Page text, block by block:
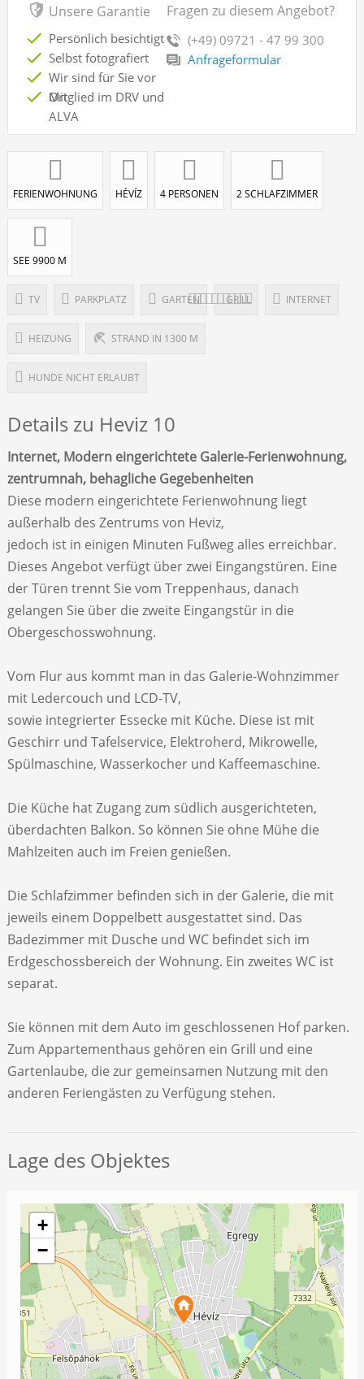
Unsere Garantie
Persönlich besichtigt
Selbst fotografiert
Wir sind für Sie vor
Ort
Mitglied im DRV und
ALVA
Fragen zu diesem Angebot?
(+49) 09721 - 47 99 300
Anfrageformular
FERIENWOHNUNG HÉVÍZ 4 PERSONEN 2 SCHLAFZIMMER
SEE 9900 M
TV PARKPLATZ GARTEN GRILL INTERNET
HEIZUNG STRAND IN 1300 M
HUNDE NICHT ERLAUBT
Details zu Heviz 10
Internet, Modern eingerichtete Galerie-Ferienwohnung,
zentrumnah, behagliche Gegebenheiten
Diese modern eingerichtete Ferienwohnung liegt
außerhalb des Zentrums von Heviz,
jedoch ist in einigen Minuten Fußweg alles erreichbar.
Dieses Angebot verfügt über zwei Eingangstüren. Eine
der Türen trennt Sie vom Treppenhaus, danach
gelangen Sie über die zweite Eingangstür in die
Obergeschosswohnung.
Vom Flur aus kommt man in das Galerie-Wohnzimmer
mit Ledercouch und LCD-TV,
sowie integrierter Essecke mit Küche. Diese ist mit
Geschirr und Tafelservice, Elektroherd, Mikrowelle,
Spülmaschine, Wasserkocher und Kaffeemaschine.
Die Küche hat Zugang zum südlich ausgerichteten,
überdachten Balkon. So können Sie ohne Mühe die
Mahlzeiten auch im Freien genießen.
Die Schlafzimmer befinden sich in der Galerie, die mit
jeweils einem Doppelbett ausgestattet sind. Das
Badezimmer mit Dusche und WC befindet sich im
Erdgeschossbereich der Wohnung. Ein zweites WC ist
separat.
Sie können mit dem Auto im geschlossenen Hof parken.
Zum Appartementhaus gehören ein Grill und eine
Gartenlaube, die zur gemeinsamen Nutzung mit den
anderen Feriengästen zu Verfügung stehen.
Lage des Objektes
+
−